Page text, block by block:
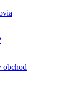
obchod